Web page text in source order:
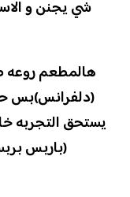
شي يجنن و
هالمطعم روعه
يستحق التجربه
(باربس